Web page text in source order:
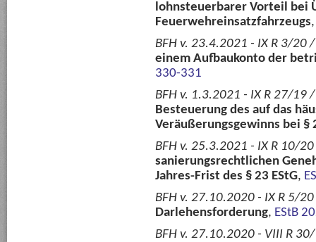
lohnsteuerbarer Vorteil bei
Feuerwehreinsatzfahrzeugs
BFH v. 23.4.2021 - IX R 3/20
einem Aufbaukonto der
330-331
BFH v. 1.3.2021 - IX R 27/19
Besteuerung des auf das
Veräußerungsgewinns bei §
BFH v. 25.3.2021 - IX R 10/
sanierungsrechtlichen
Jahres-Frist des § 23 EStG,
BFH v. 27.10.2020 - IX R 5/
Darlehensforderung, EStB
BFH v. 27.10.2020 - VIII R